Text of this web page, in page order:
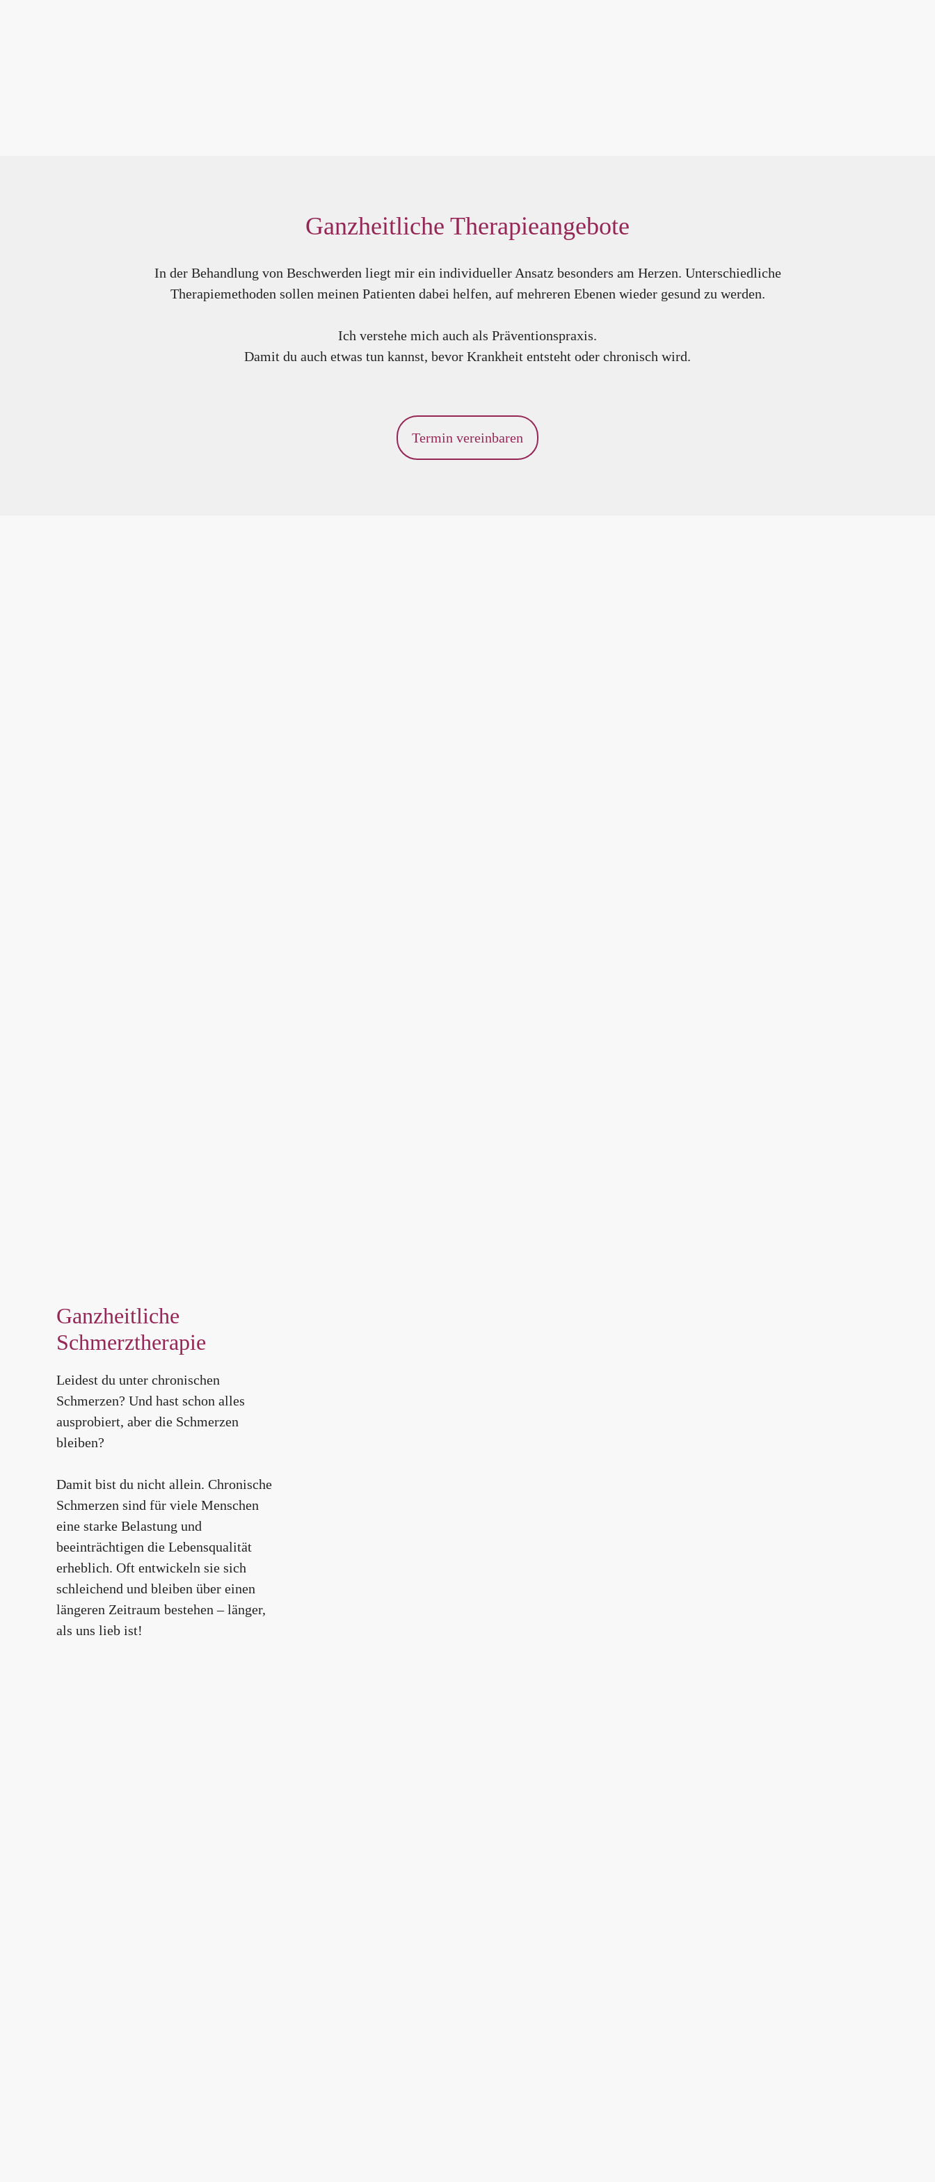
Ganzheitliche Therapieangebote
In der Behandlung von Beschwerden liegt mir ein individueller Ansatz besonders am Herzen. Unterschiedliche
Therapiemethoden sollen meinen Patienten dabei helfen, auf mehreren Ebenen wieder gesund zu werden.
Ich verstehe mich auch als Präventionspraxis.
Damit du auch etwas tun kannst, bevor Krankheit entsteht oder chronisch wird.
Termin vereinbaren
Ganzheitliche
Schmerztherapie
Leidest du unter chronischen
Schmerzen? Und hast schon alles
ausprobiert, aber die Schmerzen
bleiben?
Damit bist du nicht allein. Chronische
Schmerzen sind für viele Menschen
eine starke Belastung und
beeinträchtigen die Lebensqualität
erheblich. Oft entwickeln sie sich
schleichend und bleiben über einen
längeren Zeitraum bestehen – länger,
als uns lieb ist!